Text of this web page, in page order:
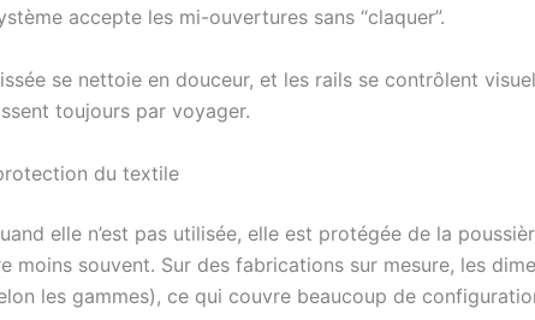
accepte les mi-ouvertures sans “claquer”.
se nettoie en douceur, et les rails se contrôlent
toujours par voyager.
du textile
elle n’est pas utilisée, elle est protégée de la
moins souvent. Sur des fabrications sur mesure, les
les gammes), ce qui couvre beaucoup de